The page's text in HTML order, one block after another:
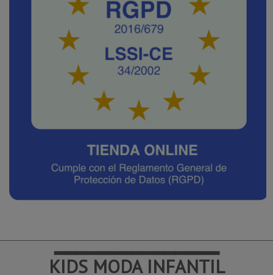
━━━━━━━━━━━━━━━
KIDS MODA INFANTIL